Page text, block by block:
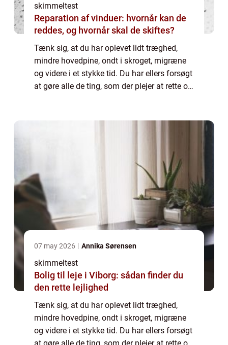
skimmeltest
Reparation af vinduer: hvornår kan de
reddes, og hvornår skal de skiftes?
Tænk sig, at du har oplevet lidt træghed,
mindre hovedpine, ondt i skroget, migræne
og videre i et stykke tid. Du har ellers forsøgt
at gøre alle de ting, som der plejer at rette op
07 may 2026 Annika Sørensen
skimmeltest
Bolig til leje i Viborg: sådan finder du
den rette lejlighed
Tænk sig, at du har oplevet lidt træghed,
mindre hovedpine, ondt i skroget, migræne
og videre i et stykke tid. Du har ellers forsøgt